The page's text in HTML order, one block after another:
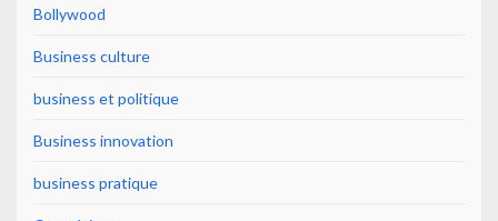
Bollywood
Business culture
business et politique
Business innovation
business pratique